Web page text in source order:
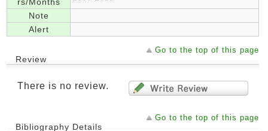
Note
Alert
Go to the top of this page
Review
There is no review.
Go to the top of this page
Bibliography Details